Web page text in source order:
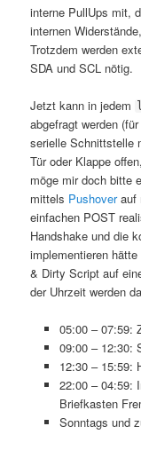
interne PullUps mit,
internen
Trotzdem werden
SDA und SCL nötig.
Jetzt kann in jedem
abgefragt werden
serielle Schnittstelle
Tür oder Klappe
möge mir doch bitte
mittels Pushoverauf
einfachen POST
Handshake und die
implementieren
& Dirty Script auf
der Uhrzeit werden
05:00 – 07:59:
09:00 – 12:30:
12:30 – 15:59:
22:00 – 04:59:
Briefkasten
Sonntags und